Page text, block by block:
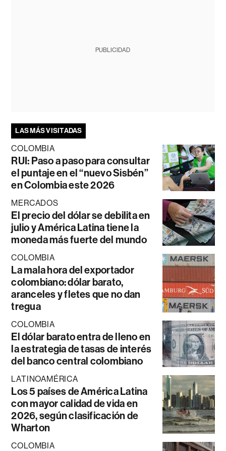
PUBLICIDAD
LAS MÁS VISITADAS
COLOMBIA
RUI: Paso a paso para consultar
el puntaje en el “nuevo Sisbén”
en Colombia este 2026
MERCADOS
El precio del dólar se debilita en
julio y América Latina tiene la
moneda más fuerte del mundo
COLOMBIA
La mala hora del exportador
colombiano: dólar barato,
aranceles y fletes que no dan
tregua
COLOMBIA
El dólar barato entra de lleno en
la estrategia de tasas de interés
del banco central colombiano
LATINOAMÉRICA
Los 5 países de América Latina
con mayor calidad de vida en
2026, según clasificación de
Wharton
COLOMBIA